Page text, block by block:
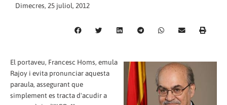
Dimecres, 25 juliol, 2012
El portaveu, Francesc Homs, emula
Rajoy i evita pronunciar aquesta
paraula, assegurant que
simplement es tracta d'acudir a